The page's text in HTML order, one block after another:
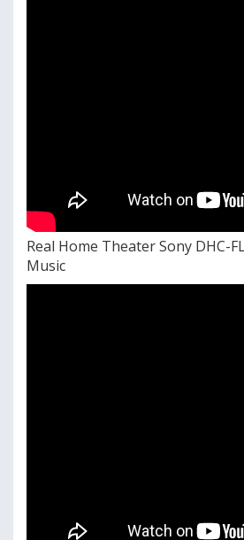
Real Home Theater Sony DHC-
Music